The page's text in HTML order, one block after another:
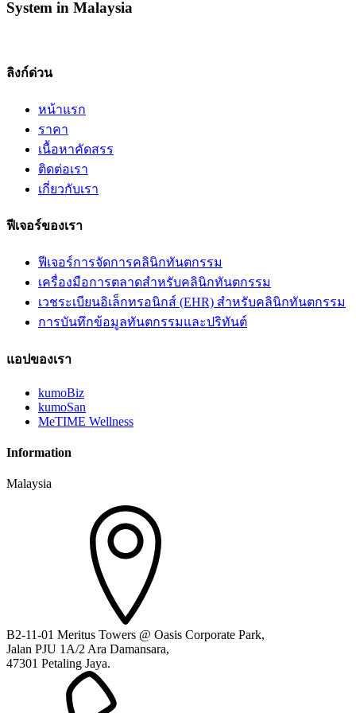
System in Malaysia
ลิงก์ด่วน
หน้าแรก
ราคา
เนื้อหาคัดสรร​
ติดต่อเรา
เกี่ยวกับเรา
ฟีเจอร์ของเรา
ฟีเจอร์การจัดการคลินิกทันตกรรม
เครื่องมือการตลาดสำหรับคลินิกทันตกรรม
เวชระเบียนอิเล็กทรอนิกส์ (EHR) สำหรับคลินิกทันตกรรม
การบันทึกข้อมูลทันตกรรมและปริทันต์
แอปของเรา
kumoBiz
kumoSan
MeTIME Wellness
Information
Malaysia
B2-11-01 Meritus Towers @ Oasis Corporate Park,
Jalan PJU 1A/2 Ara Damansara,
47301 Petaling Jaya.